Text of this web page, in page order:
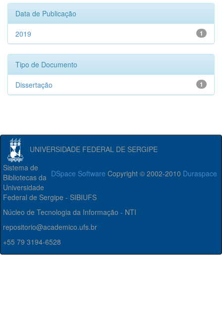
Data de Publicação
1
2019
Tipo de Documento
1
Dissertação
UNIVERSIDADE FEDERAL DE SERGIPE
DSpace Software Copyright © 2002-2010 Duraspace
Sistema de
Bibliotecas da
Universidade
Federal de Sergipe - SIBIUFS
Núcleo de Tecnologia da Informação - NTI
repositorio@academico.ufs.br
+55 79 3194-6528